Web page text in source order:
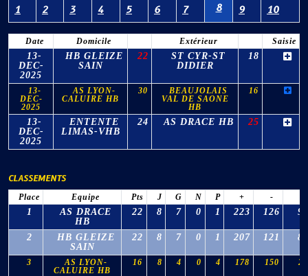
1 2 3 4 5 6 7 8 9 10
Date Domicile Extérieur Saisie
13-
DEC-
2025
HB GLEIZE
SAIN
22
ST CYR-ST
DIDIER
18
13-
DEC-
2025
AS LYON-
CALUIRE HB
30
BEAUJOLAIS
VAL DE SAONE
HB
16
13-
DEC-
2025
ENTENTE
LIMAS-VHB
24 AS DRACE HB 25
CLASSEMENTS
Place Equipe Pts J G N P + -
1
AS DRACE
HB
22 8 7 0 1 223 126 97
2
HB GLEIZE
SAIN
22 8 7 0 1 207 121 86
3
AS LYON-
CALUIRE HB
16 8 4 0 4 178 150 28